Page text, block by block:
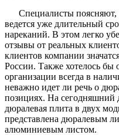
Специалисты поясняют,
ведется уже длительный
нареканий. В этом легко
отзывы от реальных
клиентов компании
России. Также хотелось бы
организации всегда в
неважно идет ли речь о
позициях. На сегодняшний
дюралевая плита в двух
представлена дюралевым
алюминиевым листом.